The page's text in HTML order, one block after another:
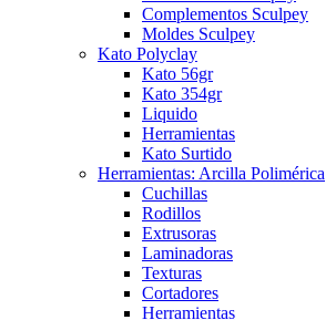
Complementos Sculpey
Moldes Sculpey
Kato Polyclay
Kato 56gr
Kato 354gr
Liquido
Herramientas
Kato Surtido
Herramientas: Arcilla Polimérica
Cuchillas
Rodillos
Extrusoras
Laminadoras
Texturas
Cortadores
Herramientas